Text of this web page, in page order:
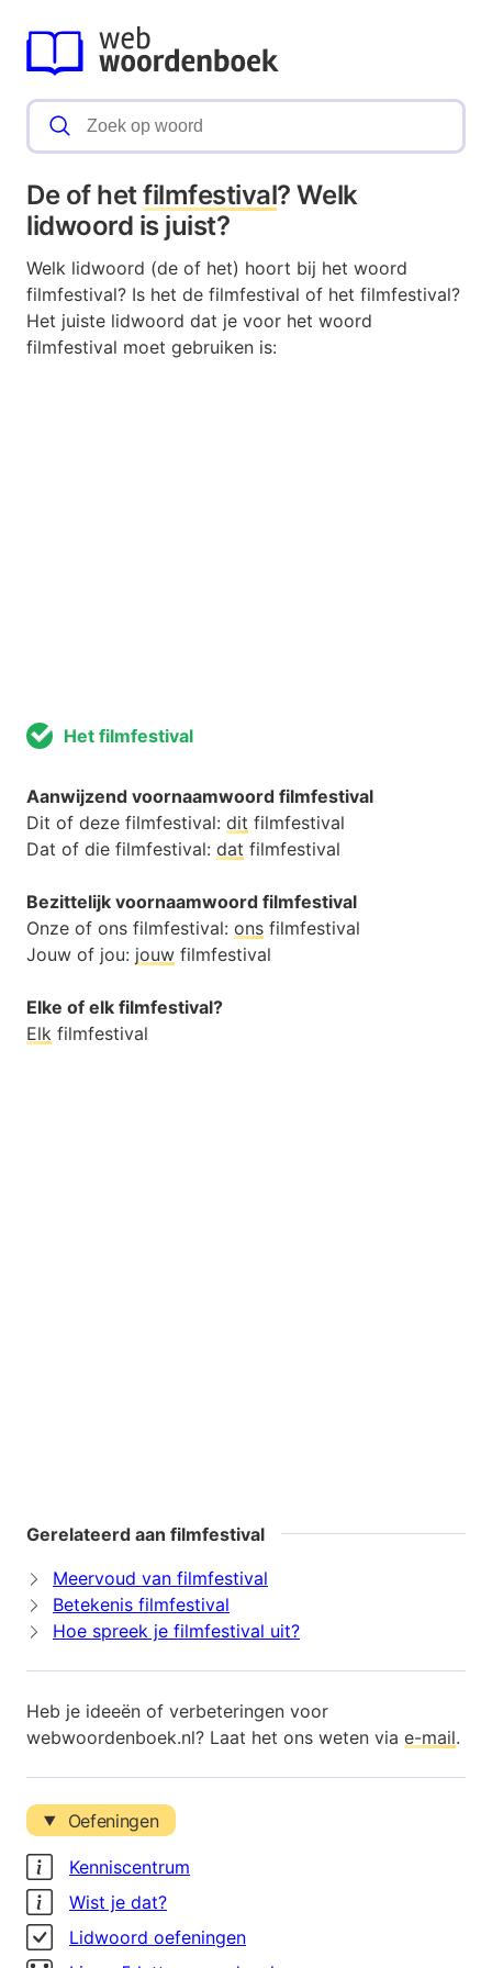
De of hetfilmfestival? Welk
lidwoord is juist?
Welk lidwoord (de of het) hoort bij het woord
filmfestival? Is het de filmfestival of het filmfestival?
Het juiste lidwoord dat je voor het woord
filmfestival moet gebruiken is:
Het filmfestival
Aanwijzend voornaamwoord filmfestival
Dit of deze filmfestival: dit filmfestival
Dat of die filmfestival: dat filmfestival
Bezittelijk voornaamwoord filmfestival
Onze of ons filmfestival: ons filmfestival
Jouw of jou: jouw filmfestival
Elke of elk filmfestival?
Elk filmfestival
Gerelateerd aan filmfestival
Meervoud van filmfestival
Betekenis filmfestival
Hoe spreek je filmfestival uit?
Heb je ideeën of verbeteringen voor
webwoordenboek.nl? Laat het ons weten via e-mail.
Oefeningen
Kenniscentrum
Wist je dat?
Lidwoord oefeningen